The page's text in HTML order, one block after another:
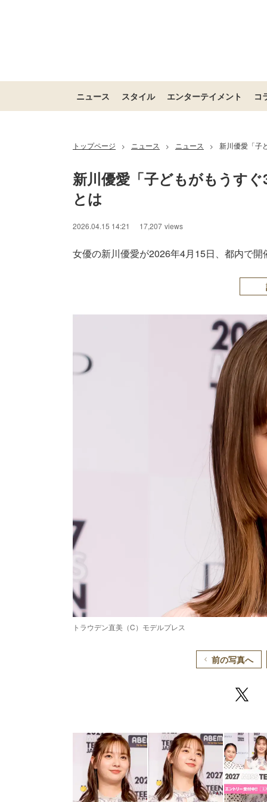
ニュース スタイル エンターテイメント コ
トップページ > ニュース > ニュース > 新川優愛「子
新川優愛「子どもがもうす
とは
2026.04.15 14:21 17,207 views
女優の新川優愛が2026年4月15日、都内で
トラウデン直美（C）モデルプレス
前の写真へ